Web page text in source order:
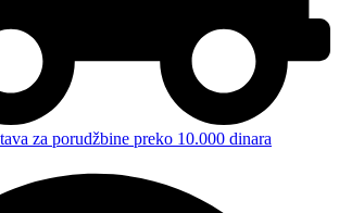
za porudžbine preko 10.000 dinara